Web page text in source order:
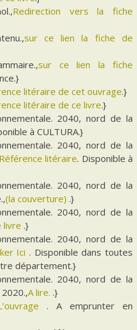
Redirection vers la fiche
sur ce lien la fiche de
sur ce lien la fiche
litéraire de cet ouvrage.}
litéraire de ce livre.}
2040, nord de la
à CULTURA.}
2040, nord de la
Référence litéraire. Disponible à
2040, nord de la
(la couverture) .}
2040, nord de la
livre .}
2040, nord de la
Ici . Disponible dans toutes
département.}
2040, nord de la
A lire. .}
. A emprunter en